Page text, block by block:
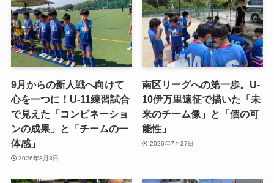
9月からの新人戦へ向けて
心を一つに！U-11練習試合
で見えた「コンビネーショ
ンの成果」と「チームの一
体感」
2026年8月3日
南区リーグへの第一歩。U-
10伊万里遠征で描いた「未
来のチーム像」と「個の可
能性」
2026年7月27日